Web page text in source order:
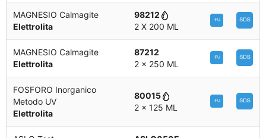
MAGNESIO Calmagite
Elettrolita
98212
2 X 200 ML
MAGNESIO Calmagite
Elettrolita
87212
2 x 250 ML
FOSFORO Inorganico
Metodo UV
Elettrolita
80015
2 x 125 ML